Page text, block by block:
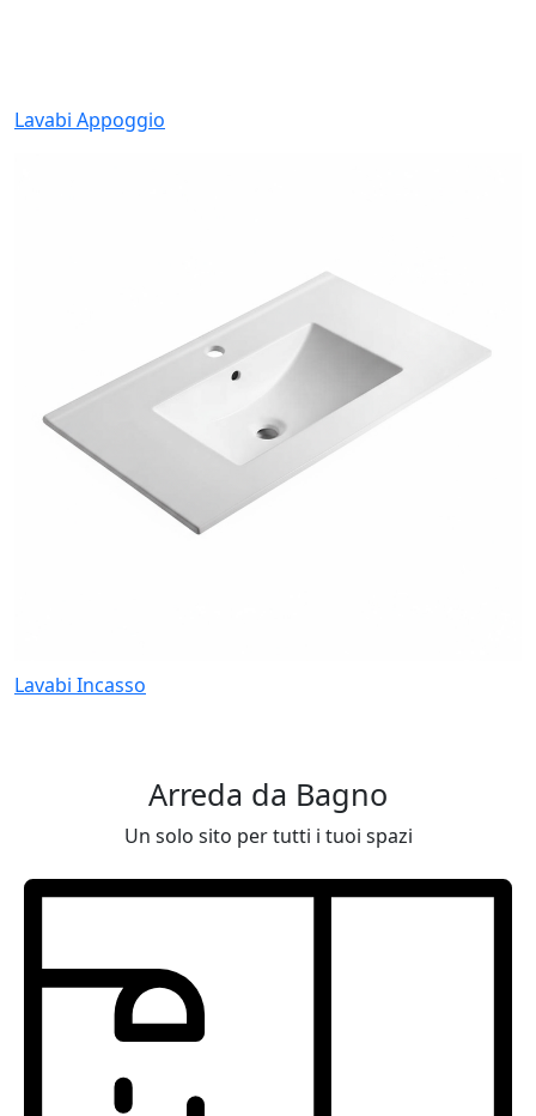
Lavabi Appoggio
Lavabi Incasso
Arreda da Bagno
Un solo sito per tutti i tuoi spazi